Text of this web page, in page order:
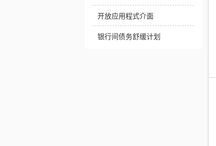
开放应用程式介面
银行间债务舒缓计划